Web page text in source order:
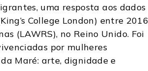
uma resposta aos dados
College London) entre 2016
(LAWRS), no Reino Unido. Foi
por mulheres
Maré: arte, dignidade e